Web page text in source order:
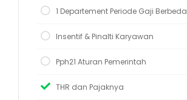
1 Departement Periode Gaji Berbeda
Insentif & Pinalti Karyawan
Pph21 Aturan Pemerintah
THR dan Pajaknya